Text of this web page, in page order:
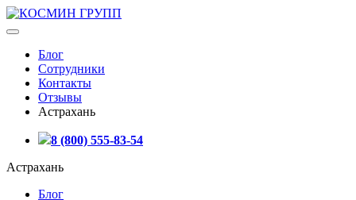
Блог
Сотрудники
Контакты
Отзывы
Астрахань
8 (800) 555-83-54
Астрахань
Блог